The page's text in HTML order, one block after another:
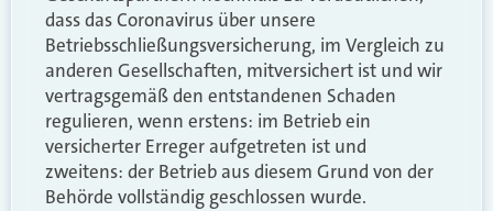
dass das Coronavirus über unsere
Betriebsschließungsversicherung, im Vergleich zu
anderen Gesellschaften, mitversichert ist und wir
vertragsgemäß den entstandenen Schaden
regulieren, wenn erstens: im Betrieb ein
versicherter Erreger aufgetreten ist und
zweitens: der Betrieb aus diesem Grund von der
Behörde vollständig geschlossen wurde.